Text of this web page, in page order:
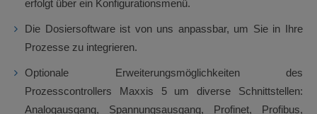
erfolgt über ein Konfigurationsmenü.
Die Dosiersoftware ist von uns anpassbar, um Sie in Ihre
Prozesse zu integrieren.
Optionale Erweiterungsmöglichkeiten des
Prozesscontrollers Maxxis 5 um diverse Schnittstellen:
Analogausgang, Spannungsausgang, Profinet, Profibus,